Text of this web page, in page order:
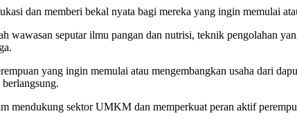
dan memberi bekal nyata bagi mereka yang ingin memulai
wawasan seputar ilmu pangan dan nutrisi, teknik pengolahan
yang ingin memulai atau mengembangkan usaha dari
mendukung sektor UMKM dan memperkuat peran aktif